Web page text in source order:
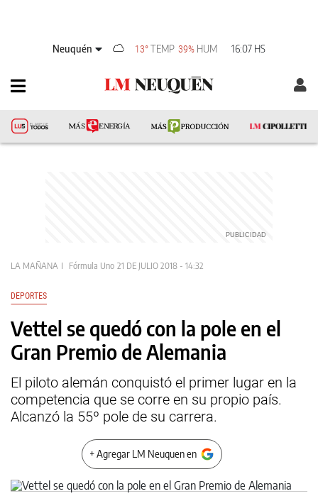
Neuquén 13°TEMP 39% HUM 16:07 HS
LA MAÑANA Fórmula Uno 21 DE JULIO 2018 - 14:32
DEPORTES
Vettel se quedó con la pole en el
Gran Premio de Alemania
El piloto alemán conquistó el primer lugar en la
competencia que se corre en su propio país.
Alcanzó la 55º pole de su carrera.
+ Agregar LM Neuquen en